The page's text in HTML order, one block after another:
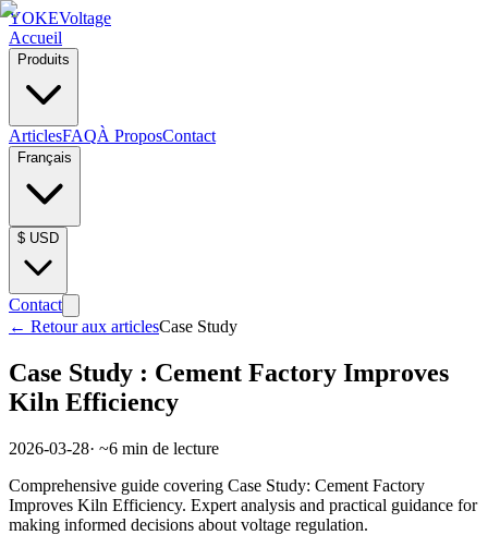
YOKEVoltage
Accueil
Produits
ArticlesFAQÀ ProposContact
Français
$ USD
Contact
← Retour aux articlesCase Study
Case Study : Cement Factory Improves
Kiln Efficiency
2026-03-28· ~6 min de lecture
Comprehensive guide covering Case Study: Cement Factory
Improves Kiln Efficiency. Expert analysis and practical guidance for
making informed decisions about voltage regulation.